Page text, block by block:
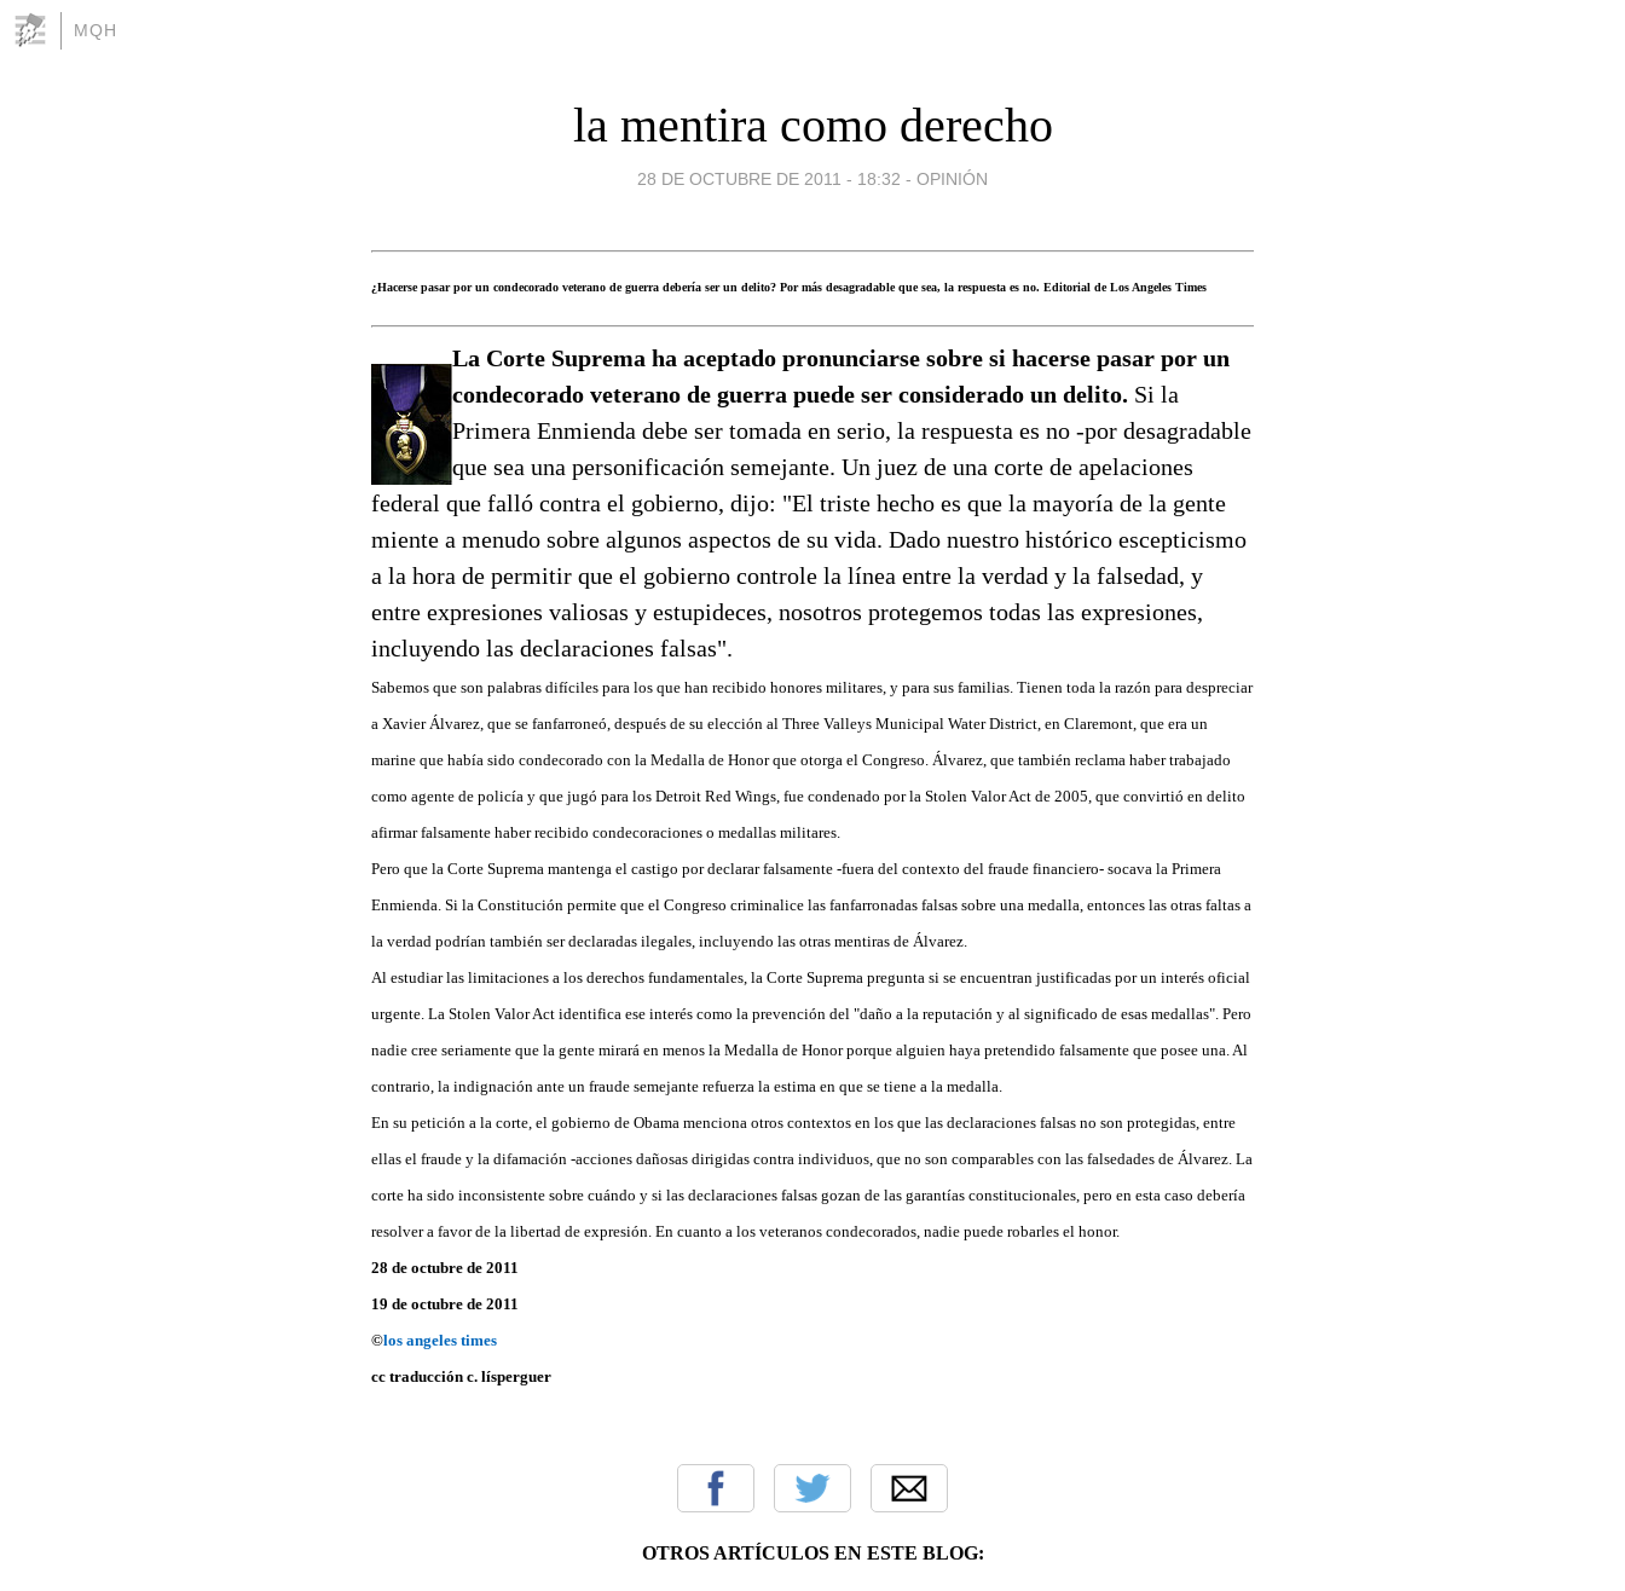
MQH
la mentira como derecho
28 DE OCTUBRE DE 2011 - 18:32 - OPINIÓN
¿Hacerse pasar por un condecorado veterano de guerra debería ser un delito? Por más desagradable que sea, la respuesta es no. Editorial de Los Angeles Times
La Corte Suprema ha aceptado pronunciarse sobre si hacerse pasar por un
condecorado veterano de guerra puede ser considerado un delito. Si la
Primera Enmienda debe ser tomada en serio, la respuesta es no -por desagradable
que sea una personificación semejante. Un juez de una corte de apelaciones
federal que falló contra el gobierno, dijo: "El triste hecho es que la mayoría de la gente
miente a menudo sobre algunos aspectos de su vida. Dado nuestro histórico escepticismo
a la hora de permitir que el gobierno controle la línea entre la verdad y la falsedad, y
entre expresiones valiosas y estupideces, nosotros protegemos todas las expresiones,
incluyendo las declaraciones falsas".
Sabemos que son palabras difíciles para los que han recibido honores militares, y para sus familias. Tienen toda la razón para despreciar
a Xavier Álvarez, que se fanfarroneó, después de su elección al Three Valleys Municipal Water District, en Claremont, que era un
marine que había sido condecorado con la Medalla de Honor que otorga el Congreso. Álvarez, que también reclama haber trabajado
como agente de policía y que jugó para los Detroit Red Wings, fue condenado por la Stolen Valor Act de 2005, que convirtió en delito
afirmar falsamente haber recibido condecoraciones o medallas militares.
Pero que la Corte Suprema mantenga el castigo por declarar falsamente -fuera del contexto del fraude financiero- socava la Primera
Enmienda. Si la Constitución permite que el Congreso criminalice las fanfarronadas falsas sobre una medalla, entonces las otras faltas a
la verdad podrían también ser declaradas ilegales, incluyendo las otras mentiras de Álvarez.
Al estudiar las limitaciones a los derechos fundamentales, la Corte Suprema pregunta si se encuentran justificadas por un interés oficial
urgente. La Stolen Valor Act identifica ese interés como la prevención del "daño a la reputación y al significado de esas medallas". Pero
nadie cree seriamente que la gente mirará en menos la Medalla de Honor porque alguien haya pretendido falsamente que posee una. Al
contrario, la indignación ante un fraude semejante refuerza la estima en que se tiene a la medalla.
En su petición a la corte, el gobierno de Obama menciona otros contextos en los que las declaraciones falsas no son protegidas, entre
ellas el fraude y la difamación -acciones dañosas dirigidas contra individuos, que no son comparables con las falsedades de Álvarez. La
corte ha sido inconsistente sobre cuándo y si las declaraciones falsas gozan de las garantías constitucionales, pero en esta caso debería
resolver a favor de la libertad de expresión. En cuanto a los veteranos condecorados, nadie puede robarles el honor.
28 de octubre de 2011
19 de octubre de 2011
©los angeles times
cc traducción c. lísperguer
OTROS ARTÍCULOS EN ESTE BLOG: